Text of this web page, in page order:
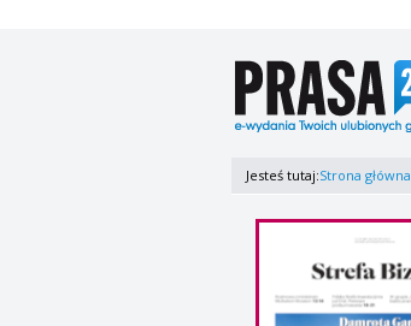
Jesteś tutaj:Strona główna